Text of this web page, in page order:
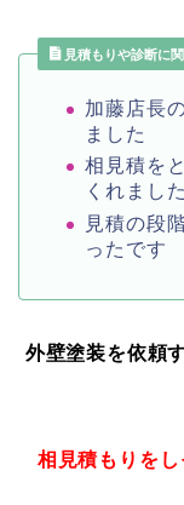
見積もりや診断に
加藤店長
ました
相見積を
くれました
見積の段
ったです
外壁塗装を依頼
相見積もりを